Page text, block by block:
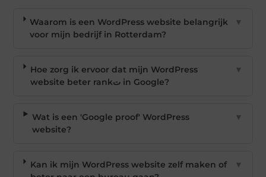
Waarom is een WordPress website belangrijk
voor mijn bedrijf in Rotterdam?
▼
Hoe zorg ik ervoor dat mijn WordPress
website beter rankت in Google?
▼
Wat is een 'Google proof' WordPress
website?
▼
Kan ik mijn WordPress website zelf maken of
▼